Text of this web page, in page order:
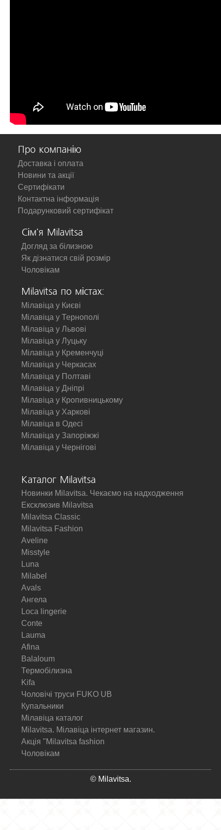
Про компанію
Доставка і оплата
Новини та акції
Сертифікати
Контактна інформація
Подарунковий сертифікат
Сім'я Milavitsa
Догляд за білизною
Як дізнатися свій розмір
Чоловікам
Milavitsa по містах:
Мілавіца у Києві
Мілавіца у Тернополі
Мілавіца у Львові
Мілавіца у Луцьку
Мілавіца у Кременчуці
Мілавіца у Черкасах
Мілавіца у Полтаві
Мілавіца у Дніпрі
Мілавіца у Кропивницькому
Мілавіца у Харкові
Мілавіца в Одесі
Мілавіца у Запоріжжі
Мілавіца у Чернігові
Каталог Milavitsa
Новинки Milavitsa. Чекаємо на надходження
Ексклюзив Milavitsa
Milavitsa Classic
Milavitsa Fashion
Aveline
Misstyle
Luna
Milabel
Avals
Ангела
Loca lingerie
Conte
Lauma
Afina
Balaloum
Термобілизна
Kifa
Чоловічі труси FUKO UB
Купальники
Мілавіца каталог
Milavitsa. Мілавіца інтернет магазин.
Акція "Milavitsa fashion
Чоловікам
© Milavitsa.